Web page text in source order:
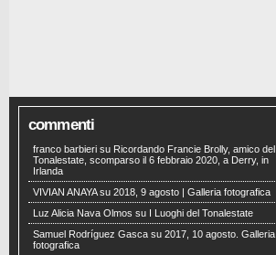
commenti
franco barbieri su Ricordando Francie Brolly, amico del
Tonalestate, scomparso il 6 febbraio 2020, a Derry, in
Irlanda
VIVIAN ANAYAsu 2018, 9 agosto | Galleria fotografica
Luz Alicia Nava Olmos su
I Luoghi del Tonalestate
Samuel Rodríguez Gasca su 2017, 10 agosto. Galleria
fotografica